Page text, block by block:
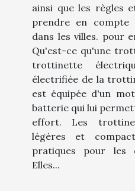
ainsi que les règles
prendre en
dans les villes. pour
Qu'est-ce qu'une
trottinette
électrifiée de la
est équipée d'un
batterie qui lui
effort. Les
légères et
pratiques pour les
Elles...